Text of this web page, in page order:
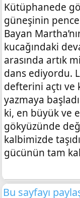
Kütüphanede
güneşinin
Bayan
kucağındaki
arasında artık
dans ediyordu.
defterini açtı ve
yazmaya
ki, en büyük ve
gökyüzünde
kalbimizde
gücünün tam
Bu sayfayı